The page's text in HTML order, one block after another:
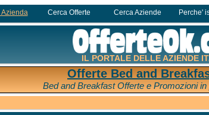
Azienda Cerca Offerte Cerca Aziende Perche'
IL PORTALE DELLE AZIENDE
Offerte Bed and
Bed and Breakfast Offerte e Promozioni